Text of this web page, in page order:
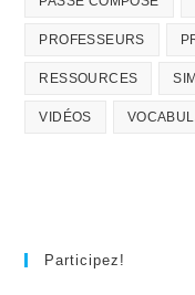
PROFESSEURS
RESSOURCES
VIDÉOS
Participez!